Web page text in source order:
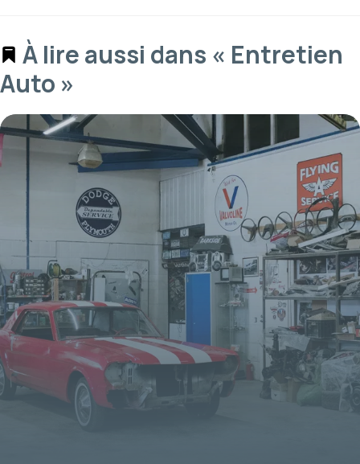
À lire aussi dans « Entretien
Auto »